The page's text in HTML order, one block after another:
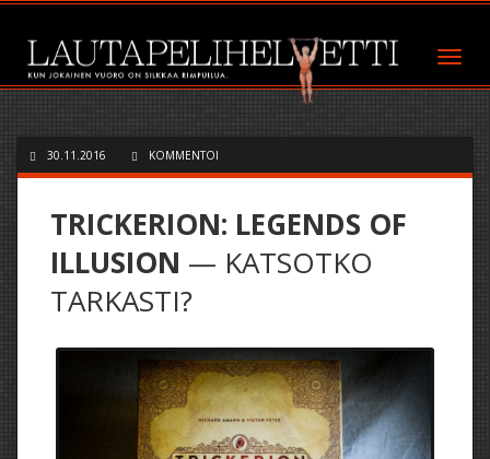
30.11.2016 KOMMENTOI
TRICKERION: LEGENDS OF
ILLUSION — KATSOTKO
TARKASTI?